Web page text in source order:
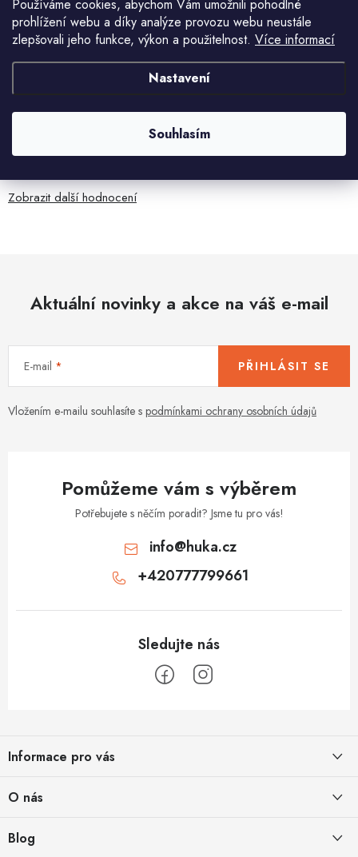
Používáme cookies, abychom Vám umožnili pohodlné
prohlížení webu a díky analýze provozu webu neustále
zlepšovali jeho funkce, výkon a použitelnost. Více informací
Nastavení
Souhlasím
HELENA MINAŘÍKOVÁ
5.8.2026
Je sice větší ale vypadá dobře
4.8.2026
Zobrazit další hodnocení
Aktuální novinky a akce na váš e-mail
E-mail
Vložením e-mailu souhlasíte s podmínkami ochrany osobních údajů
PŘIHLÁSIT SE
Pomůžeme vám s výběrem
Potřebujete s něčím poradit? Jsme tu pro vás!
info@huka.cz
+420777799661
pInformace pro vás
Podmínky ochrany osobních údajů
O nás
Blog